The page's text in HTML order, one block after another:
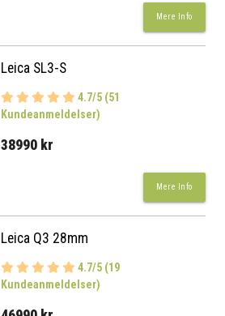
Mere Info
Leica SL3-S
4.7/5 (51
Kundeanmeldelser)
38990 kr
Mere Info
Leica Q3 28mm
4.7/5 (19
Kundeanmeldelser)